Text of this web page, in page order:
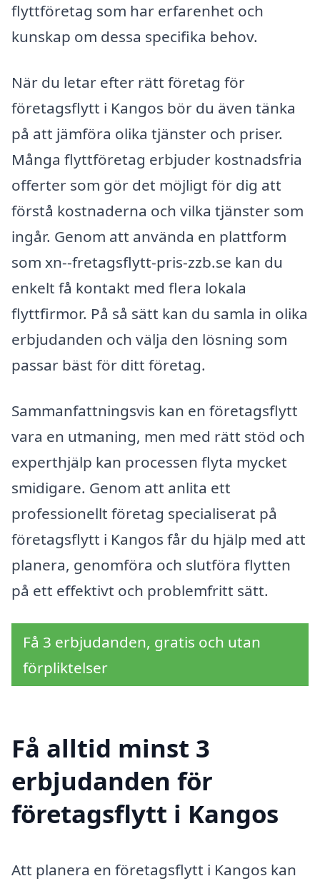
flyttföretag som har erfarenhet och
kunskap om dessa specifika behov.
När du letar efter rätt företag för
företagsflytt i Kangos bör du även tänka
på att jämföra olika tjänster och priser.
Många flyttföretag erbjuder kostnadsfria
offerter som gör det möjligt för dig att
förstå kostnaderna och vilka tjänster som
ingår. Genom att använda en plattform
som xn--fretagsflytt-pris-zzb.se kan du
enkelt få kontakt med flera lokala
flyttfirmor. På så sätt kan du samla in olika
erbjudanden och välja den lösning som
passar bäst för ditt företag.
Sammanfattningsvis kan en företagsflytt
vara en utmaning, men med rätt stöd och
experthjälp kan processen flyta mycket
smidigare. Genom att anlita ett
professionellt företag specialiserat på
företagsflytt i Kangos får du hjälp med att
planera, genomföra och slutföra flytten
på ett effektivt och problemfritt sätt.
Få 3 erbjudanden, gratis och utan
förpliktelser
Få alltid minst 3
erbjudanden för
företagsflytt i Kangos
Att planera en företagsflytt i Kangos kan